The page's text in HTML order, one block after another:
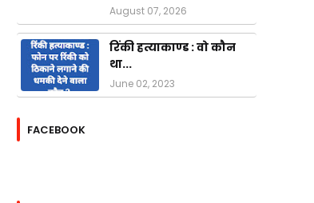
August 07, 2026
रिंकी हत्याकाण्ड : वो कौन
था...
June 02, 2023
FACEBOOK